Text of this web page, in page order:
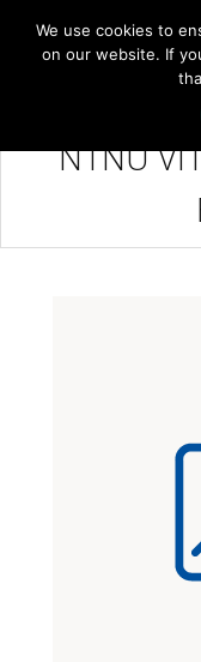
NTNU
We use cookies to
on our website. If